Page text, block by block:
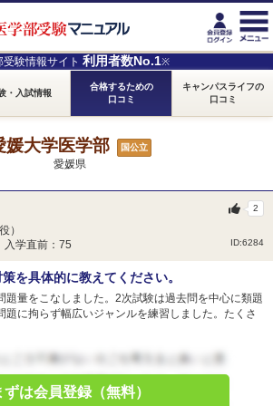
受験情報サイト 利用者数No.1※
・入試情報
合格するための
口コミ
キャンパスライフの
口コミ
媛大学医学部 国公立
愛媛県
）
学直前：75
ID:6284
2
を具体的に教えてください。
題量をこなしました。2次試験は過去問を中心に類題
題に拘らず幅広いジャンルを練習しました。たくさ
ずは会員登録（無料）